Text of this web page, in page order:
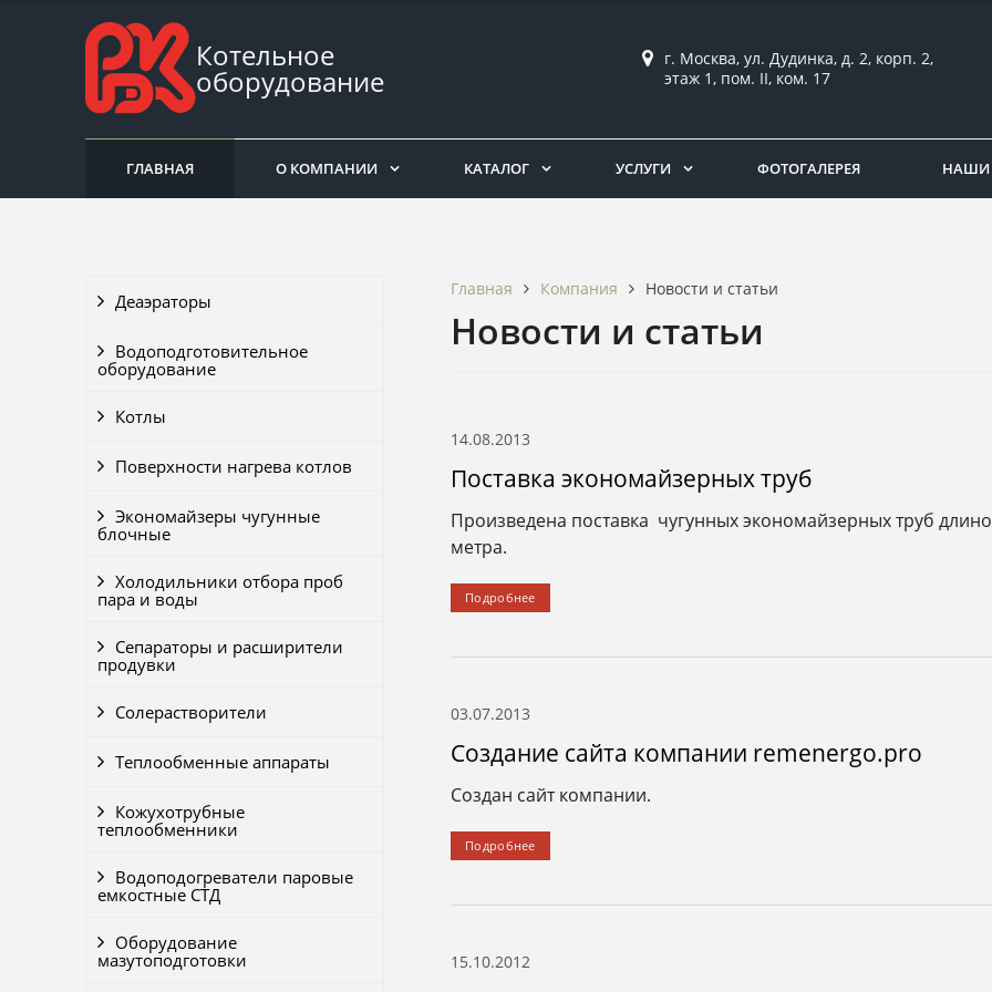
Котельное
оборудование
г. Москва, ул. Дудинка, д. 2, корп. 2,
этаж 1, пом. II, ком. 17
ГЛАВНАЯ О КОМПАНИИ КАТАЛОГ УСЛУГИ ФОТОГАЛЕРЕЯ НАШИ
Деаэраторы
Водоподготовительное
оборудование
Котлы
Поверхности нагрева котлов
Экономайзеры чугунные
блочные
Холодильники отбора проб
пара и воды
Сепараторы и расширители
продувки
Солерастворители
Теплообменные аппараты
Кожухотрубные
теплообменники
Водоподогреватели паровые
емкостные СТД
Оборудование
мазутоподготовки
Главная Компания Новости и статьи
Новости и статьи
14.08.2013
Поставка экономайзерных труб
Произведена поставка чугунных экономайзерных труб
метра.
Подробнее
03.07.2013
Создание сайта компании remenergo.pro
Создан сайт компании.
Подробнее
15.10.2012